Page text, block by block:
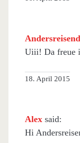
Uiii! Da freue
18. April 2015
Alex said:
Hi